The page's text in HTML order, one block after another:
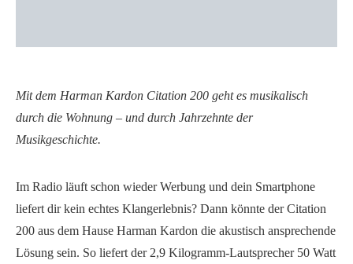
Mit dem Harman Kardon Citation 200 geht es musikalisch
durch die Wohnung – und durch Jahrzehnte der
Musikgeschichte.
Im Radio läuft schon wieder Werbung und dein Smartphone
liefert dir kein echtes Klangerlebnis? Dann könnte der Citation
200 aus dem Hause Harman Kardon die akustisch ansprechende
Lösung sein. So liefert der 2,9 Kilogramm-Lautsprecher 50 Watt